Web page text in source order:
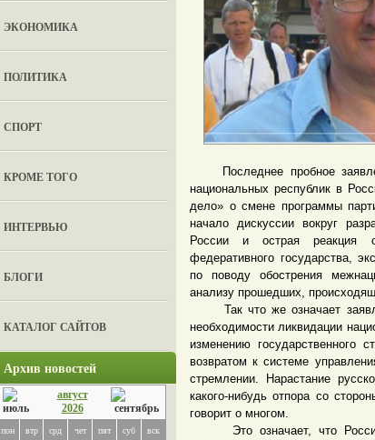
ЭКОНОМИКА
ПОЛИТИКА
СПОРТ
КРОМЕ ТОГО
ИНТЕРВЬЮ
БЛОГИ
КАТАЛОГ САЙТОВ
Архив новостей
август
2026
пон втр срд чет пят суб вск
Последнее пробное
национальных республик в
дело» о смене программы
начало дискуссии вокруг
России и острая реакция
федеративного государства,
по поводу обострения
анализу прошедших,
Так что же означает
необходимости ликвидации
изменению государственного
возвратом к системе
стремлении. Нарастание
какого-нибудь отпора со
говорит о многом.
Это означает, что Россия